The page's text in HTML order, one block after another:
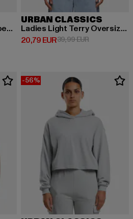
Ladies Oversized Cropped Light Terry
39,99 EUR
URBAN CLASSICS
Ladies Light Terry Oversized
20,79 EUR
Derzeitiger Preis: 20,79 EUR
39,99 EURAktionspreis:
-56%